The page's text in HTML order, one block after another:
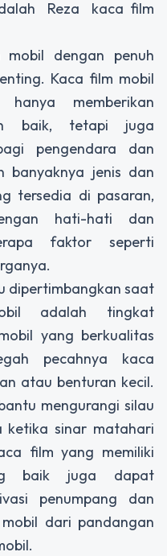
Reza kaca film
dengan penuh
Kaca film mobil
memberikan
baik, tetapi juga
pengendara dan
banyaknya jenis dan
tersedia di pasaran,
hati-hati dan
faktor seperti
dipertimbangkan saat
adalah tingkat
yang berkualitas
pecahnya kaca
atau benturan kecil.
mengurangi silau
ketika sinar matahari
film yang memiliki
baik juga dapat
penumpang dan
dari pandangan